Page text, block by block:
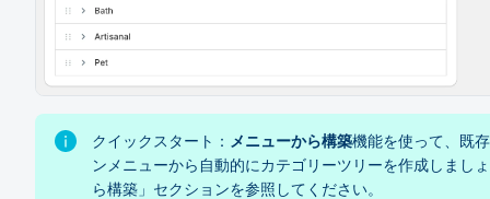
クイックスタート： メニューから構築機能を使って、既
ンメニューから自動的にカテゴリーツリーを作成しまし
ら構築」セクションを参照してください。